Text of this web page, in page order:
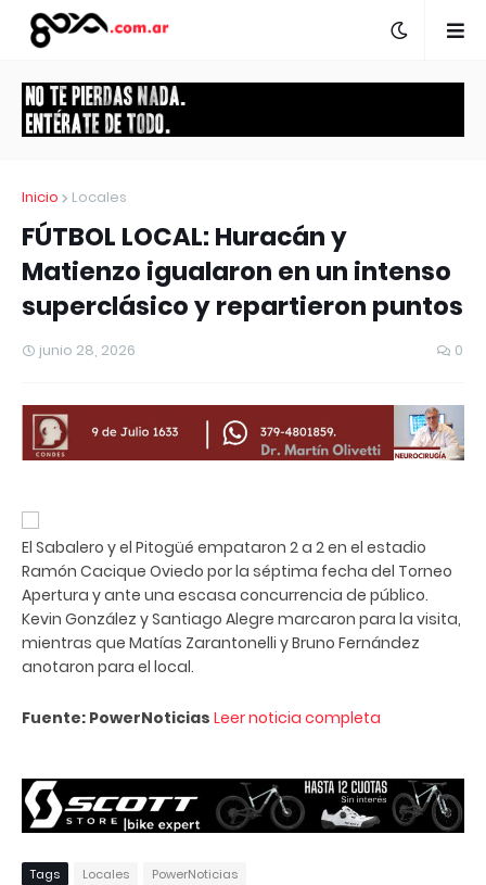
Inicio Locales
FÚTBOL LOCAL: Huracán y
Matienzo igualaron en un intenso
superclásico y repartieron puntos
junio 28, 2026 0
El Sabalero y el Pitogüé empataron 2 a 2 en el estadio
Ramón Cacique Oviedo por la séptima fecha del Torneo
Apertura y ante una escasa concurrencia de público.
Kevin González y Santiago Alegre marcaron para la visita,
mientras que Matías Zarantonelli y Bruno Fernández
anotaron para el local.
Fuente: PowerNoticias Leer noticia completa
Tags Locales PowerNoticias